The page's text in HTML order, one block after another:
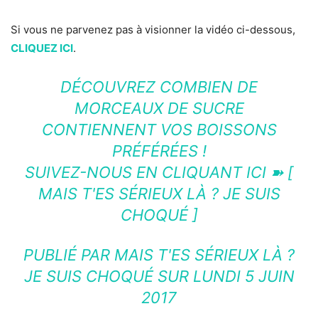
Si vous ne parvenez pas à visionner la vidéo ci-dessous,
CLIQUEZ ICI.
DÉCOUVREZ COMBIEN DE
MORCEAUX DE SUCRE
CONTIENNENT VOS BOISSONS
PRÉFÉRÉES !
SUIVEZ-NOUS EN CLIQUANT ICI ➽ [
MAIS T'ES SÉRIEUX LÀ ? JE SUIS
CHOQUÉ ]
PUBLIÉ PAR MAIS T'ES SÉRIEUX LÀ ?
JE SUIS CHOQUÉSUR LUNDI 5 JUIN
2017